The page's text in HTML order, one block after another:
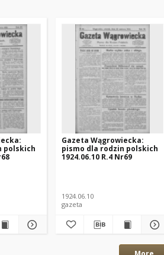
polskich
Gazeta Wągrowiecka:
pismo dla rodzin polskich
1924.06.10 R.4 Nr69
1924.06.10
gazeta